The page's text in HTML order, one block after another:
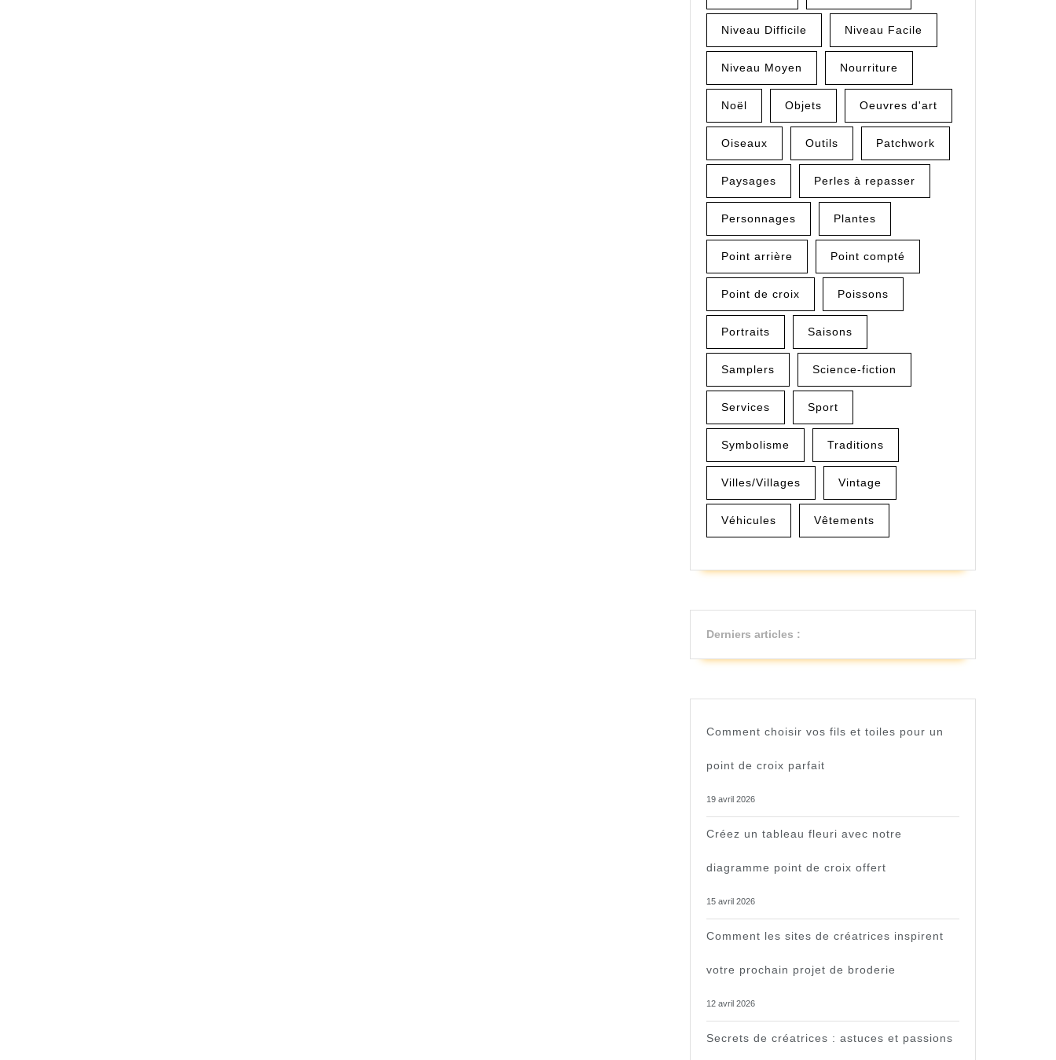
Niveau Difficile Niveau Facile
Niveau Moyen Nourriture
Noël Objets Oeuvres d'art
Oiseaux Outils Patchwork
Paysages Perles à repasser
Personnages Plantes
Point arrière Point compté
Point de croix Poissons
Portraits Saisons
Samplers Science-fiction
Services Sport
Symbolisme Traditions
Villes/Villages Vintage
Véhicules Vêtements
Derniers articles :
Comment choisir vos fils et toiles pour un
point de croix parfait
19 avril 2026
Créez un tableau fleuri avec notre
diagramme point de croix offert
15 avril 2026
Comment les sites de créatrices inspirent
votre prochain projet de broderie
12 avril 2026
Secrets de créatrices : astuces et passions